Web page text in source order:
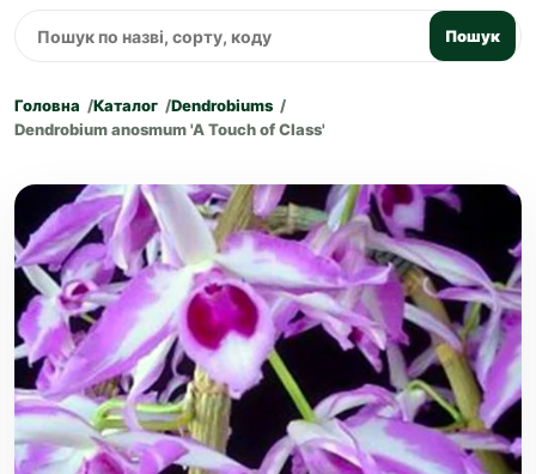
Пошук
Головна Каталог
Dendrobiums
Dendrobium anosmum 'A Touch of Class'